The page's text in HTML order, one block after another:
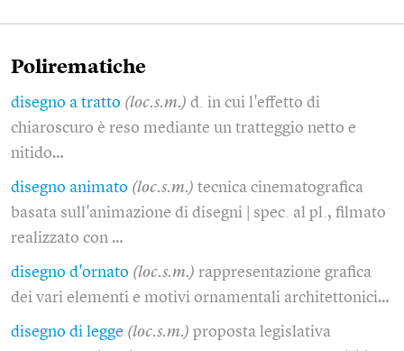
Polirematiche
disegno a tratto (loc.s.m.) d. in cui l'effetto di
chiaroscuro è reso mediante un tratteggio netto e
nitido…
disegno animato (loc.s.m.) tecnica cinematografica
basata sull'animazione di disegni | spec. al pl., filmato
realizzato con …
disegno d'ornato (loc.s.m.) rappresentazione grafica
dei vari elementi e motivi ornamentali architettonici…
disegno di legge (loc.s.m.) proposta legislativa